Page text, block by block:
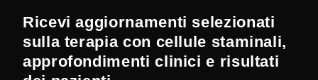
Ricevi aggiornamenti selezionati
sulla terapia con cellule staminali,
approfondimenti clinici e risultati